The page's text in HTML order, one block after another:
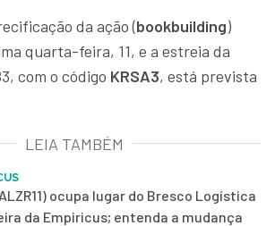
da ação (bookbuilding)
quarta-feira, 11, e a estreia da
com o código KRSA3, está prevista
LEIA TAMBÉM
ocupa lugar do Bresco Logística
da Empiricus; entenda a mudança